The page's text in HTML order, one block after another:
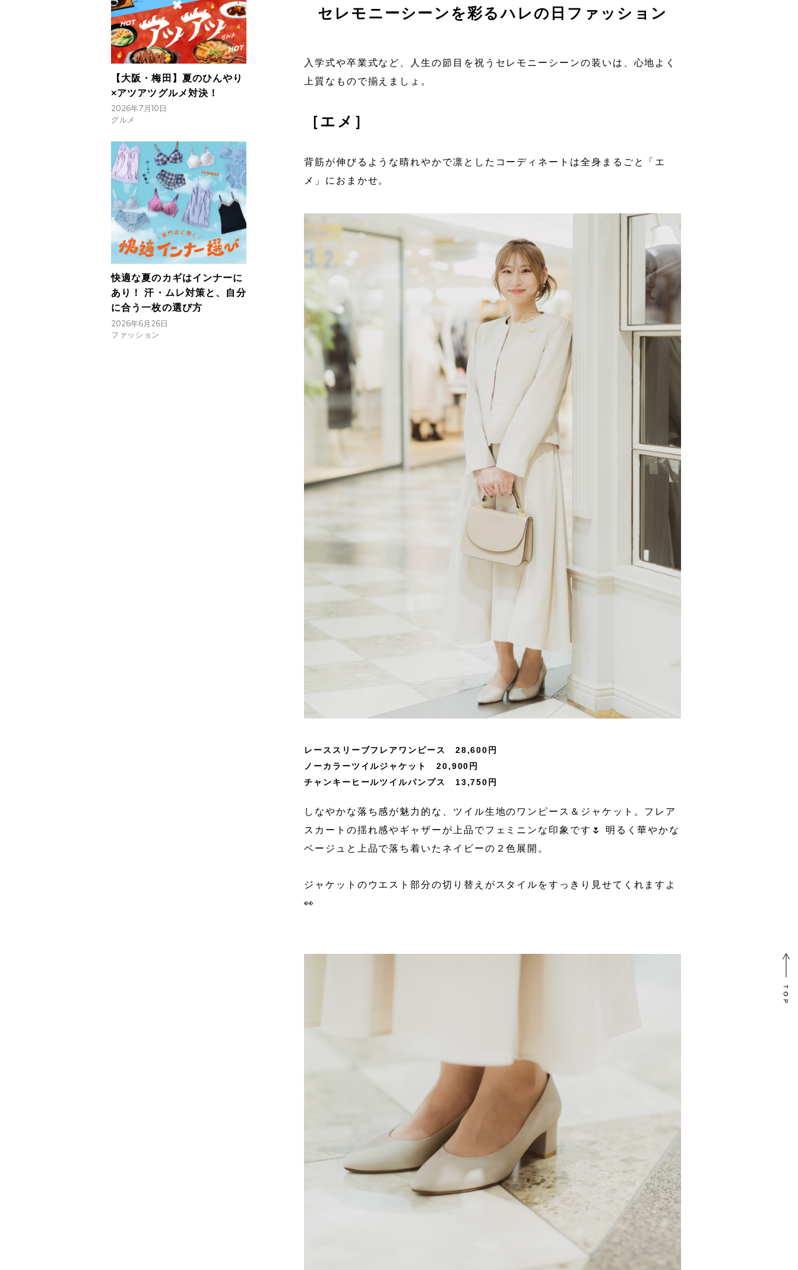
セレモニーシーンを彩るハレの日ファッション
入学式や卒業式など、人生の節目を祝うセレモニーシーンの装いは、心地よく
上質なもので揃えましょ。
［エメ］
背筋が伸びるような晴れやかで凛としたコーディネートは全身まるごと「エ
メ」におまかせ。
レーススリーブフレアワンピース 28,600円
ノーカラーツイルジャケット 20,900円
チャンキーヒールツイルパンプス 13,750円
しなやかな落ち感が魅力的な、ツイル生地のワンピース＆ジャケット。フレア
スカートの揺れ感やギャザーが上品でフェミニンな印象です🌷 明るく華やかな
ベージュと上品で落ち着いたネイビーの２色展開。
ジャケットのウエスト部分の切り替えがスタイルをすっきり見せてくれますよ
👀
【大阪・梅田】夏のひんやり
×アツアツグルメ対決！
2026年7月10日
グルメ
快適な夏のカギはインナーに
あり！ 汗・ムレ対策と、自分
に合う一枚の選び方
2026年6月26日
ファッション